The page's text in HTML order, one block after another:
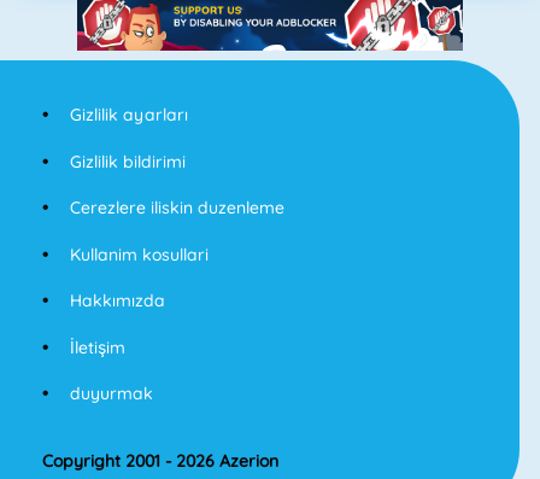
Gizlilik ayarları
Gizlilik bildirimi
Cerezlere iliskin duzenleme
Kullanim kosullari
Hakkımızda
İletişim
duyurmak
Copyright 2001 - 2026 Azerion